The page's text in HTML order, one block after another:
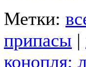
Метки:
припасы |
конопля;